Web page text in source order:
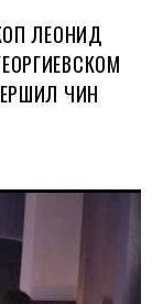
ЛЕОНИД
ЧИН